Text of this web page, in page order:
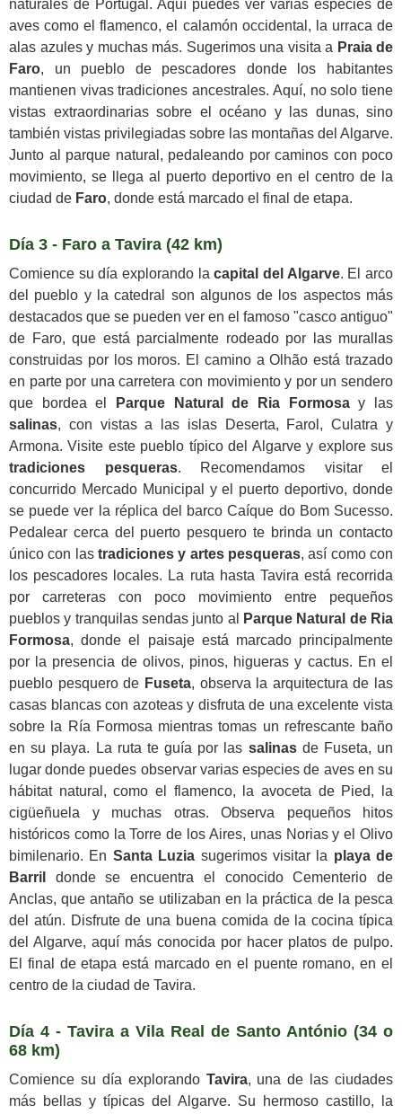
naturales de Portugal. Aquí puedes ver varias especies de
aves como el flamenco, el calamón occidental, la urraca de
alas azules y muchas más. Sugerimos una visita a Praia de
Faro, un pueblo de pescadores donde los habitantes
mantienen vivas tradiciones ancestrales. Aquí, no solo tiene
vistas extraordinarias sobre el océano y las dunas, sino
también vistas privilegiadas sobre las montañas del Algarve.
Junto al parque natural, pedaleando por caminos con poco
movimiento, se llega al puerto deportivo en el centro de la
ciudad de Faro, donde está marcado el final de etapa.
Día 3 - Faro a Tavira (42 km)
Comience su día explorando lacapital del Algarve. El arco
del pueblo y la catedral son algunos de los aspectos más
destacados que se pueden ver en el famoso "casco antiguo"
de Faro, que está parcialmente rodeado por las murallas
construidas por los moros. El camino a Olhão está trazado
en parte por una carretera con movimiento y por un sendero
que bordea el
Parque Natural de Ria Formosay las
salinas, con vistas a las islas Deserta, Farol, Culatra y
Armona. Visite este pueblo típico del Algarve y explore sus
tradiciones pesqueras. Recomendamos visitar el
concurrido Mercado Municipal y el puerto deportivo, donde
se puede ver la réplica del barco Caíque do Bom Sucesso.
Pedalear cerca del puerto pesquero te brinda un contacto
único con las tradiciones y artes pesqueras, así como con
los pescadores locales. La ruta hasta Tavira está recorrida
por carreteras con poco movimiento entre pequeños
pueblos y tranquilas sendas junto al
Parque Natural de Ria
Formosa, donde el paisaje está marcado principalmente
por la presencia de olivos, pinos, higueras y cactus. En el
pueblo pesquero de Fuseta, observa la arquitectura de las
casas blancas con azoteas y disfruta de una excelente vista
sobre la Ría Formosa mientras tomas un refrescante baño
en su playa. La ruta te guía por las salinasde Fuseta, un
lugar donde puedes observar varias especies de aves en su
hábitat natural, como el flamenco, la avoceta de Pied, la
cigüeñuela y muchas otras. Observa pequeños hitos
históricos como la Torre de los Aires, unas Norias y el Olivo
bimilenario. En Santa Luzia sugerimos visitar la playa de
Barril
donde se encuentra el conocido Cementerio de
Anclas, que antaño se utilizaban en la práctica de la pesca
del atún. Disfrute de una buena comida de la cocina típica
del Algarve, aquí más conocida por hacer platos de pulpo.
El final de etapa está marcado en el puente romano, en el
centro de la ciudad de Tavira.
Día 4 - Tavira a Vila Real de Santo António (34 o
68 km)
Comience su día explorando Tavira, una de las ciudades
más bellas y típicas del Algarve. Su hermoso castillo, la